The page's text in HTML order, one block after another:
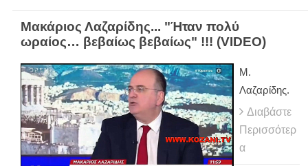
Μακάριος Λαζαρίδης... "Ήταν πολύ
ωραίος… βεβαίως βεβαίως" !!! (VIDEO)
Μ.
Λαζαρίδης.
Διαβάστε
Περισσότερ
α